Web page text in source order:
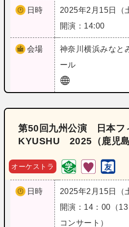
日時
2025年2月15日（
開演：14:00
会場 神奈川横浜みなと
ール
第50回九州公演 日本
KYUSHU 2025（鹿児島
オーケストラ
日時
2025年2月15日（
開演：14：00（
コンサート）